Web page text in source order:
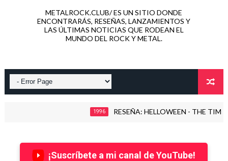
METALROCK.CLUB/ ES UN SITIO DONDE
ENCONTRARÁS, RESEÑAS, LANZAMIENTOS Y
LAS ÚLTIMAS NOTICIAS QUE RODEAN EL
MUNDO DEL ROCK Y METAL.
RESEÑA: HELLOWEEN - THE TIME OF THE
¡Suscríbete a mi canal de YouTube!